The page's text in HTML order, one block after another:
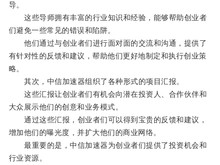
导。
这些导师拥有丰富的行业知识和经验，能够帮助创业者
们避免一些常见的错误和陷阱。
他们通过与创业者们进行面对面的交流和沟通，提供了
有针对性的反馈和建议，帮助他们更好地制定和执行创业策
略。
其次，中信加速器组织了各种形式的项目汇报。
这些汇报让创业者们有机会向潜在投资人、合作伙伴和
大众展示他们的创意和业务模式。
通过这些汇报，创业者们可以得到宝贵的反馈和建议，
增加他们的曝光度，并扩大他们的商业网络。
最重要的是，中信加速器为创业者们提供了投资机会和
行业资源。